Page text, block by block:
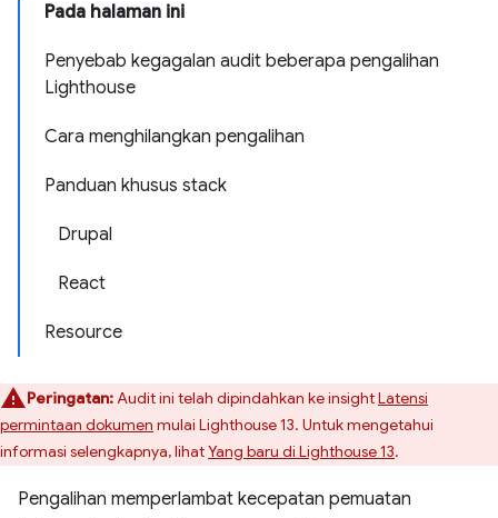
Pada halaman ini
Penyebab kegagalan audit beberapa pengalihan
Lighthouse
Cara menghilangkan pengalihan
Panduan khusus stack
Drupal
React
Resource
Peringatan:Audit ini telah dipindahkan ke insightLatensi
permintaan dokumen mulai Lighthouse 13. Untuk mengetahui
informasi selengkapnya, lihatYang baru di Lighthouse 13.
Pengalihan memperlambat kecepatan pemuatan